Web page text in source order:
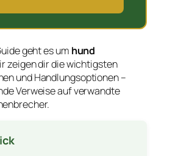
geht es um hund
zeigen dir die wichtigsten
und Handlungsoptionen –
Verweise auf verwandte